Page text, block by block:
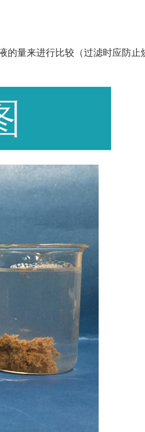
量来进行比较（过滤时应防